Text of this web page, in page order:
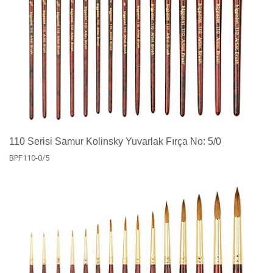
110 Serisi Samur Kolinsky Yuvarlak Fırça No: 5/0
BPF110-0/5